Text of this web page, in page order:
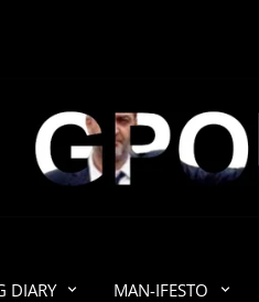
DIARY MAN-IFESTO